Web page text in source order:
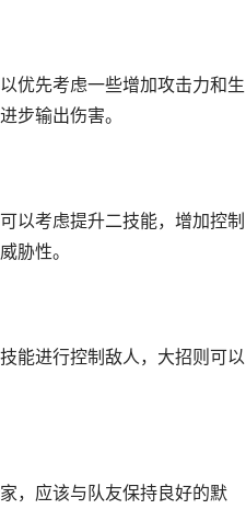
优先考虑一些增加攻击力和生
步输出伤害。
以考虑提升二技能，增加控制
胁性。
能进行控制敌人，大招则可以
，应该与队友保持良好的默